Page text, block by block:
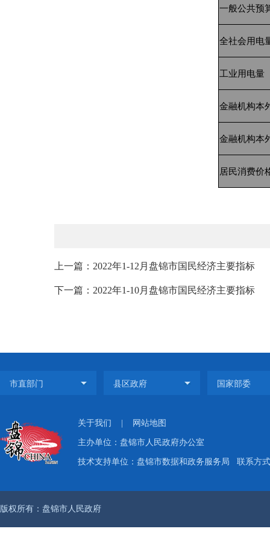
一般公共预
全社会用电
工业用电量
金融机构本
金融机构本
居民消费价
上一篇：2022年1-12月盘锦市国民经济主要指标
下一篇：2022年1-10月盘锦市国民经济主要指标
关于我们 网站地图
主办单位：盘锦市人民政府办公室
技术支持单位：盘锦市数据和政务服务局 联系方
版权所有：盘锦市人民政府